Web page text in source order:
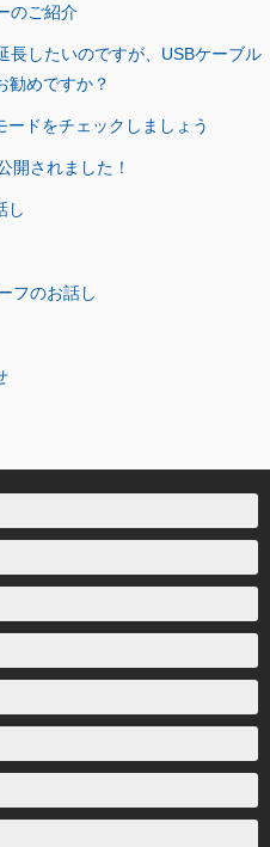
のご紹介
長したいのですが、USBケーブル
勧めですか？
ドをチェックしましょう
開されました！
し
フのお話し